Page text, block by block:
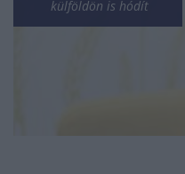
külföldön is hódít